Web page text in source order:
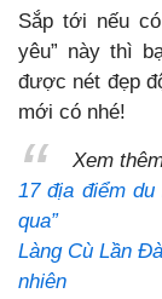
Sắp tới nếu
yêu” này thì
được nét đẹp
mới có nhé!
Xem
17 địa điểm du
qua”
Làng Cù Lần
nhiên